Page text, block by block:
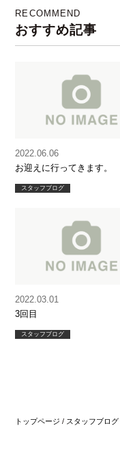
RECOMMEND
おすすめ記事
お迎えに行ってきます。
2022.06.06
スタッフブログ
3回目
2022.03.01
スタッフブログ
トップページ / スタッフブログ